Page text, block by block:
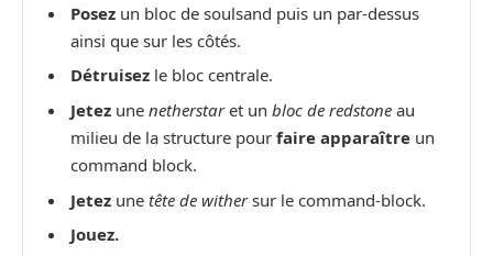
Posez un bloc de soulsand puis un par-dessus
ainsi que sur les côtés.
Détruisez le bloc centrale.
Jetez une netherstaret un bloc de redstone au
milieu de la structure pour faire apparaître un
command block.
Jetez une tête de withersur le command-block.
Jouez.